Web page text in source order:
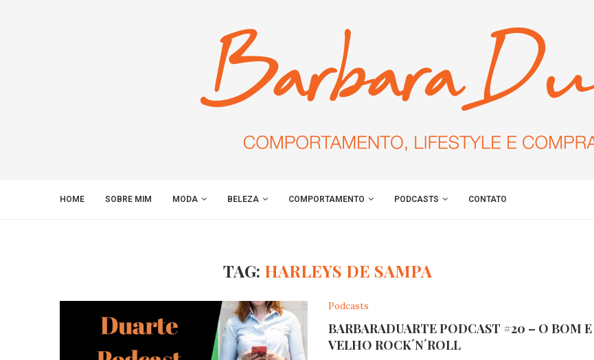
HOME SOBRE MIM MODA BELEZA COMPORTAMENTO PODCASTS CONTATO
TAG: HARLEYS DE SAMPA
Podcasts
BARBARADUARTE PODCAST #20 – O BOM E
VELHO ROCK´N´ROLL